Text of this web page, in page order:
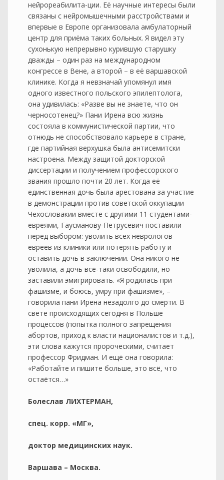
нейрореабилита-ции. Её научные интересы были
связаны с нейромышечными расстройствами и
впервые в Европе организовала амбулаторный
центр для приёма таких больных. Я видел эту
сухонькую непрерывно курившую старушку
дважды – один раз на международном
конгрессе в Вене, а второй – в её варшавской
клинике. Когда я невзначай упомянул имя
одного известного польского эпилептолога,
она удивилась: «Разве вы не знаете, что он
черносотенец?» Пани Ирена всю жизнь
состояла в коммунистической партии, что
отнюдь не способствовало карьере в стране,
где партийная верхушка была антисемитски
настроена. Между защитой докторской
диссертации и получением профессорского
звания прошло почти 20 лет. Когда её
единственная дочь была арестована за участие
в демонстрации против советской оккупации
Чехословакии вместе с другими 11 студентами-
евреями, Гаусманову-Петрусевич поставили
перед выбором: уволить всех неврологов-
евреев из клиники или потерять работу и
оставить дочь в заключении. Она никого не
уволила, а дочь всё-таки освободили, но
заставили эмигрировать. «Я родилась при
фашизме, и боюсь, умру при фашизме», –
говорила пани Ирена незадолго до смерти. В
свете происходящих сегодня в Польше
процессов (попытка полного запрещения
абортов, приход к власти националистов и т.д.),
эти слова кажутся пророческими, считает
профессор Фридман. И ещё она говорила:
«Работайте и пишите больше, это всё, что
остаётся…»
Болеслав ЛИХТЕРМАН,
спец. корр. «МГ»,
доктор медицинских наук.
Варшава – Москва.